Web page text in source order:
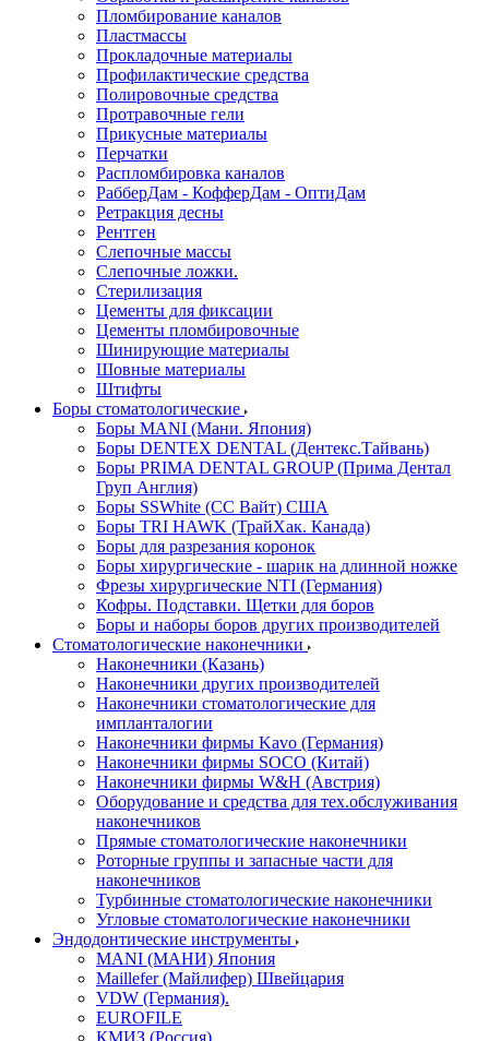
Пломбирование каналов
Пластмассы
Прокладочные материалы
Профилактические средства
Полировочные средства
Протравочные гели
Прикусные материалы
Перчатки
Распломбировка каналов
РабберДам - КофферДам - ОптиДам
Ретракция десны
Рентген
Слепочные массы
Слепочные ложки.
Стерилизация
Цементы для фиксации
Цементы пломбировочные
Шинирующие материалы
Шовные материалы
Штифты
Боры стоматологические
Боры MANI (Мани. Япония)
Боры DENTEX DENTAL (Дентекс.Тайвань)
Боры PRIMA DENTAL GROUP (Прима Дентал
Груп Англия)
Боры SSWhite (СС Вайт) США
Боры TRI HAWK (ТрайХак. Канада)
Боры для разрезания коронок
Боры хирургические - шарик на длинной ножке
Фрезы хирургические NTI (Германия)
Кофры. Подставки. Щетки для боров
Боры и наборы боров других производителей
Стоматологические наконечники
Наконечники (Казань)
Наконечники других производителей
Наконечники стоматологические для
импланталогии
Наконечники фирмы Kavo (Германия)
Наконечники фирмы SOCO (Китай)
Наконечники фирмы W&H (Австрия)
Оборудование и средства для тех.обслуживания
наконечников
Прямые стоматологические наконечники
Роторные группы и запасные части для
наконечников
Турбинные стоматологические наконечники
Угловые стоматологические наконечники
Эндодонтические инструменты
MANI (МАНИ) Япония
Maillefer (Майлифер) Швейцария
VDW (Германия).
EUROFILE